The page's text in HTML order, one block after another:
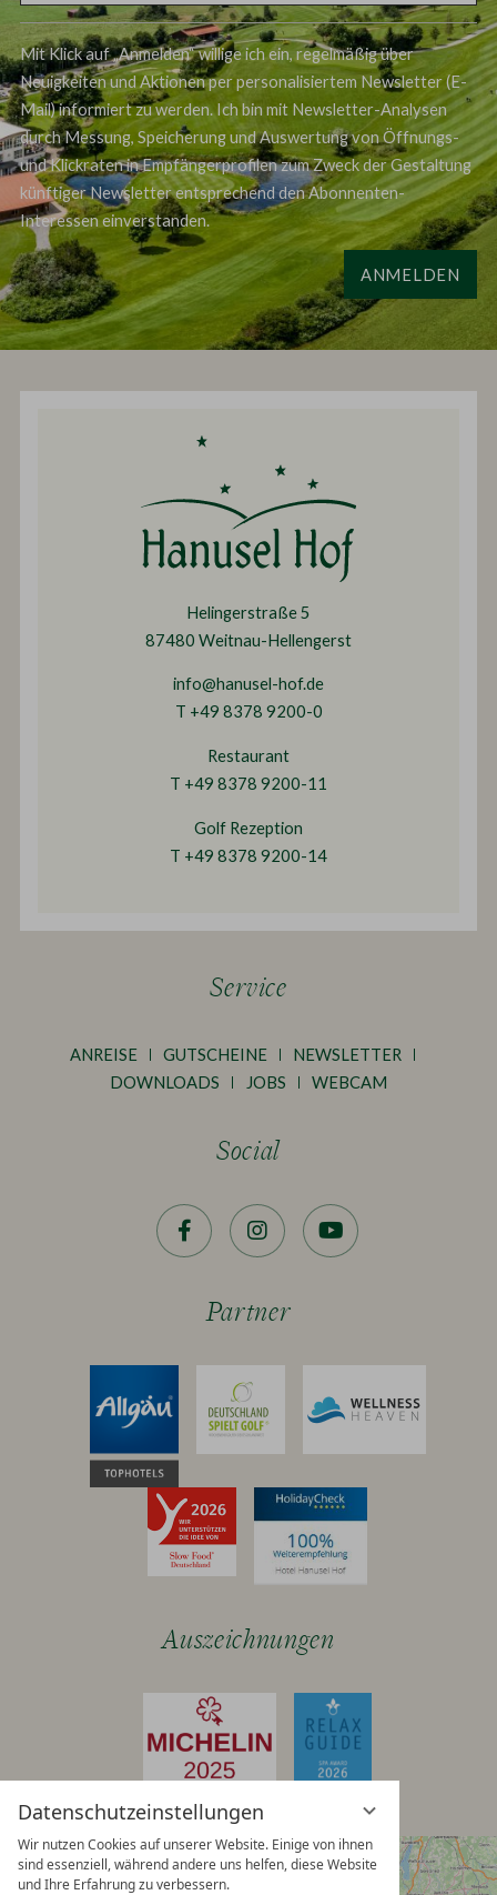
Datenschutzeinstellungen
Wir nutzen Cookies auf unserer Website. Einige von ihnen
sind essenziell, während andere uns helfen, diese Website
und Ihre Erfahrung zu verbessern.
Mit Klick auf „Anmelden“ willige ich ein, regelmäßig über
Neuigkeiten und Aktionen per personalisiertem Newsletter (E-
Mail) informiert zu werden. Ich bin mit Newsletter-Analysen
durch Messung, Speicherung und Auswertung von Öffnungs-
und Klickraten in Empfängerprofilen zum Zweck der Gestaltung
künftiger Newsletter entsprechend den Abonnenten-
Interessen einverstanden.
ANMELDEN
Helingerstraße 5
87480 Weitnau-Hellengerst
info@hanusel-hof.de
T +49 8378 9200-0
Restaurant
T +49 8378 9200-11
Golf Rezeption
T +49 8378 9200-14
Service
ANREISE GUTSCHEINE
NEWSLETTER
DOWNLOADS
JOBS WEBCAM
Social
Facebook Instagram
Partner
Auszeichnungen